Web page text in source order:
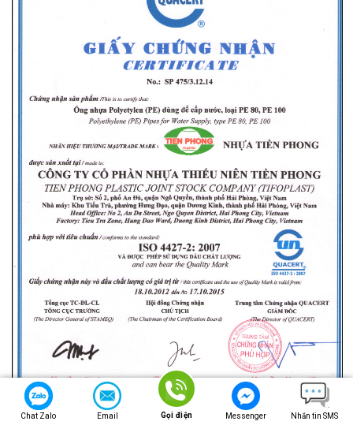
Chứng nhận chất lượng ống Nhựa uPVC D42
Chat Zalo Email Gọi điện Messenger Nhắn tin SMS